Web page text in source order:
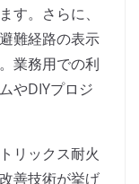
す。さらに、
難経路の表示
業務用での利
やDIYプロジ
リックス耐火
善技術が挙げ